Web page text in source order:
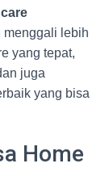
menggali lebih
yang tepat,
juga
yang bisa
Home